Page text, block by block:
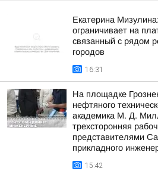
Екатерина
ограничивает на
связанный с рядом
городов
16:31
На площадке
нефтяного
академика М. Д.
трехсторонняя
представителями
прикладного
15:42